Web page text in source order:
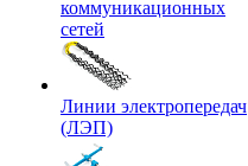
коммуникационных
сетей
Линии электропередач
(ЛЭП)